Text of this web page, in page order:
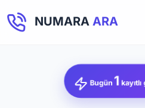
NUMARA ARA
Bugün1